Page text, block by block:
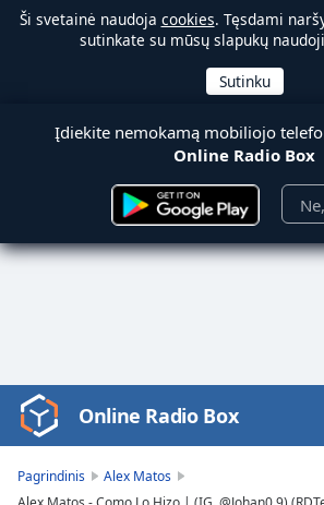
Ši svetainė naudoja cookies. Tęsdami
sutinkate su mūsų slapukų
Įdiekite nemokamą mobiliojo
Online Radio Box
Video
Player
loading.
Online Radio Box
Pagrindinis
Alex Matos